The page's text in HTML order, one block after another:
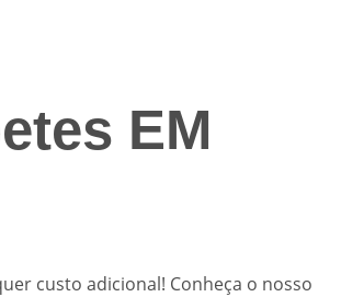
EM
custo adicional! Conheça o nosso